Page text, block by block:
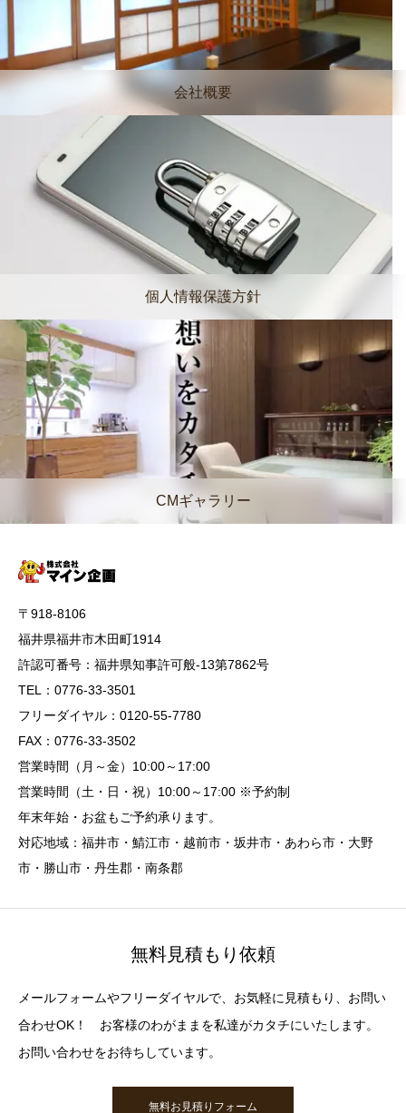
会社概要
個人情報保護方針
CMギャラリー
〒918-8106
福井県福井市木田町1914
許認可番号：福井県知事許可般-13第7862号
TEL：0776-33-3501
フリーダイヤル：0120-55-7780
FAX：0776-33-3502
営業時間（月～金）10:00～17:00
営業時間（土・日・祝）10:00～17:00 ※予約制
年末年始・お盆もご予約承ります。
対応地域：福井市・鯖江市・越前市・坂井市・あわら市・大野
市・勝山市・丹生郡・南条郡
無料見積もり依頼
メールフォームやフリーダイヤルで、お気軽に見積もり、お問い
合わせOK！ お客様のわがままを私達がカタチにいたします。
お問い合わせをお待ちしています。
無料お見積りフォーム